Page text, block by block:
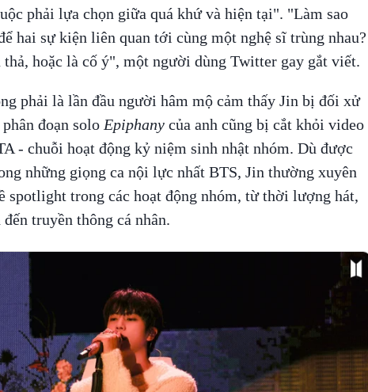
phải lựa chọn giữa quá khứ và hiện tại". "Làm sao
hai sự kiện liên quan tới cùng một nghệ sĩ trùng nhau?
hoặc là cố ý", một người dùng Twitter gay gắt viết.
phải là lần đầu người hâm mộ cảm thấy Jin bị đối xử
đoạn solo Epiphanycủa anh cũng bị cắt khỏi video
- chuỗi hoạt động kỷ niệm sinh nhật nhóm. Dù được
những giọng ca nội lực nhất BTS, Jin thường xuyên
spotlight trong các hoạt động nhóm, từ thời lượng hát,
truyền thông cá nhân.